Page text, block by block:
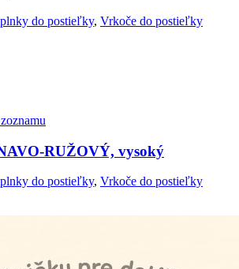
do postieľky, Vrkoče do postieľky
RUŽOVÝ, vysoký
do postieľky, Vrkoče do postieľky